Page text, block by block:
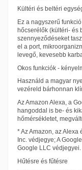
Kültéri és beltéri
Ez a nagyszerű
hőcserélők (kültéri- és
szennyeződéseket
el a port,
levegő, kevesebb
Okos funkciók -
Használd a magyar
vezéreld bárhonnan
Az Amazon Alexa, a
hangoddal is be- és
hőmérsékletet,
* Az Amazon, az
Inc. védjegye; A
Google LLC védjegyei.
Hűtésre és fűtésre